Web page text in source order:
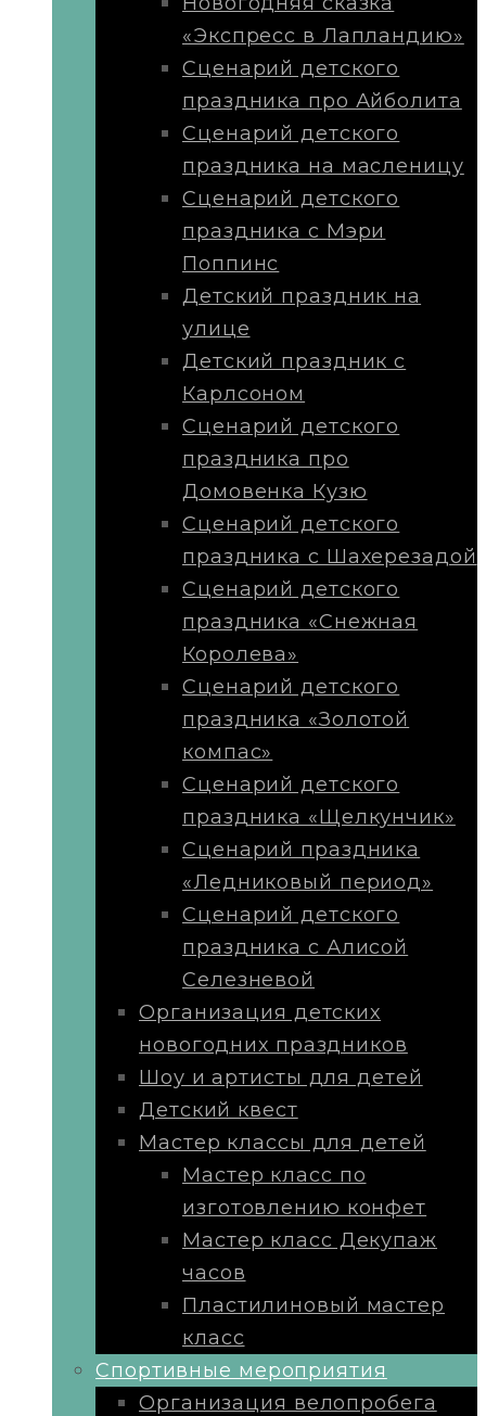
«Экспресс в Лапландию»
Сценарий детского
праздника про Айболита
Сценарий детского
праздника на масленицу
Сценарий детского
праздника с Мэри
Поппинс
Детский праздник на
улице
Детский праздник с
Карлсоном
Сценарий детского
праздника про
Домовенка Кузю
Сценарий детского
праздника с Шахерезадой
Сценарий детского
праздника «Снежная
Королева»
Сценарий детского
праздника «Золотой
компас»
Сценарий детского
праздника «Щелкунчик»
Сценарий праздника
«Ледниковый период»
Сценарий детского
праздника с Алисой
Селезневой
Организация детских
новогодних праздников
Шоу и артисты для детей
Детский квест
Мастер классы для детей
Мастер класс по
изготовлению конфет
Мастер класс Декупаж
часов
Пластилиновый мастер
класс
Cпортивные мероприятия
Организация велопробега